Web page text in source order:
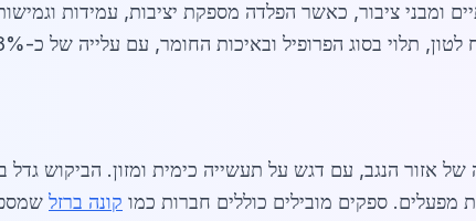
מפעלים. ספקים מובילים כוללים חברות כמו קונה ברזל